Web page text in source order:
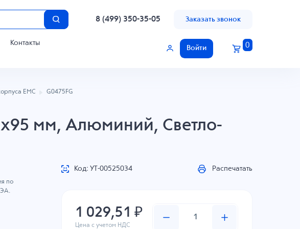
8 (499) 350-35-05 Заказать звонок
Контакты
Войти 0
EMC G0475FG
мм, Алюминий, Светло-
по
Код: УТ-00525034 Распечатать
1 029,51 ₽
Цена с учетом НДС